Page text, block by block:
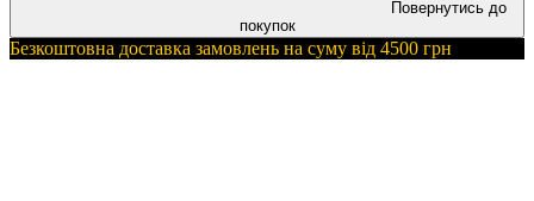
Повернутись до
покупок
Безкоштовна доставка замовлень на суму вiд 4500 грн